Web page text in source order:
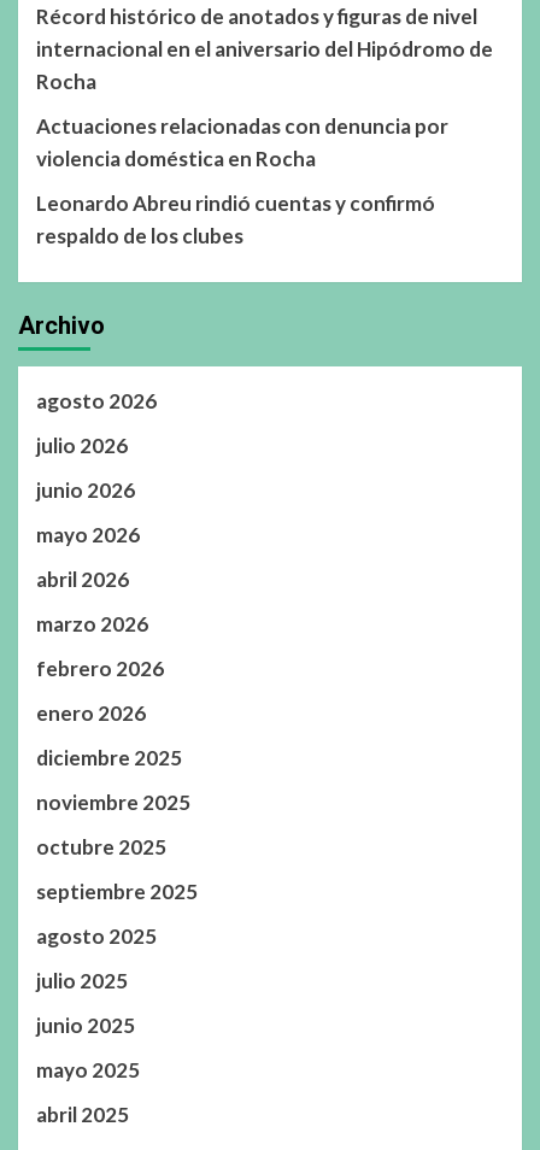
Récord histórico de anotados y figuras de nivel
internacional en el aniversario del Hipódromo de
Rocha
Actuaciones relacionadas con denuncia por
violencia doméstica en Rocha
Leonardo Abreu rindió cuentas y confirmó
respaldo de los clubes
Archivo
agosto 2026
julio 2026
junio 2026
mayo 2026
abril 2026
marzo 2026
febrero 2026
enero 2026
diciembre 2025
noviembre 2025
octubre 2025
septiembre 2025
agosto 2025
julio 2025
junio 2025
mayo 2025
abril 2025